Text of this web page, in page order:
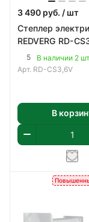
3 490 руб. / шт
Степлер
REDVERG RD-
5
В наличии 2
Арт. RD-CS3,6V
В